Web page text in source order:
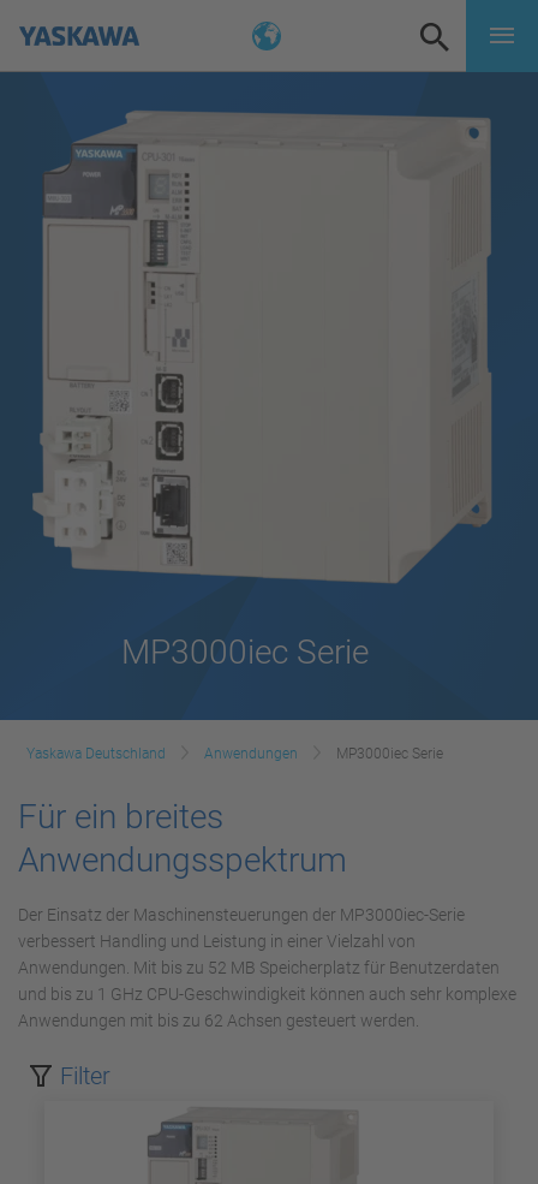
MP3000iec Serie
Yaskawa Deutschland Anwendungen MP3000iec Serie
Für ein breites
Anwendungsspektrum
Der Einsatz der Maschinensteuerungen der MP3000iec-Serie
verbessert Handling und Leistung in einer Vielzahl von
Anwendungen. Mit bis zu 52 MB Speicherplatz für Benutzerdaten
und bis zu 1 GHz CPU-Geschwindigkeit können auch sehr komplexe
Anwendungen mit bis zu 62 Achsen gesteuert werden.
Filter